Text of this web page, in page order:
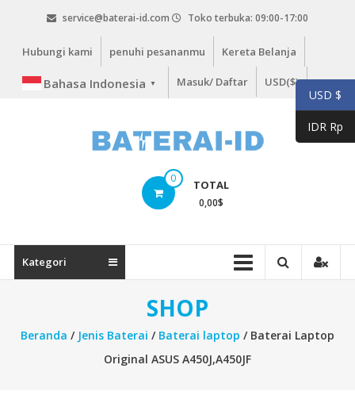
service@baterai-id.com Toko terbuka: 09:00-17:00
Hubungi kami penuhi pesananmu Kereta Belanja
Bahasa Indonesia ▼ Masuk/ Daftar USD($)
id.com
0 TOTAL
0,00$
Kategori
SHOP
Beranda / Jenis Baterai / Baterai laptop / Baterai Laptop
Original ASUS A450J,A450JF
USD $
IDR Rp